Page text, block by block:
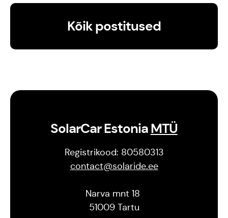
Kõik postitused
SolarCar EstoniaMTÜ
Registrikood: 80580313
contact@solaride.ee
Narva mnt 18
51009 Tartu